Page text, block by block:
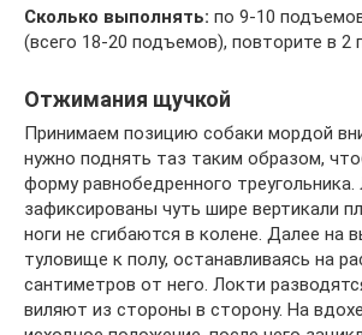
Сколько выполнять: по 9-10
(всего 18-20 подъемов), повторите в 2
Отжимания щучкой
Принимаем позицию собаки мордой
нужно поднять таз таким образом,
форму равнобедренного
зафиксированы чуть шире вертикали
ноги не сгибаются в колене. Далее на
туловище к полу, останавливаясь на
сантиметров от него. Локти
виляют из стороны в сторону. На